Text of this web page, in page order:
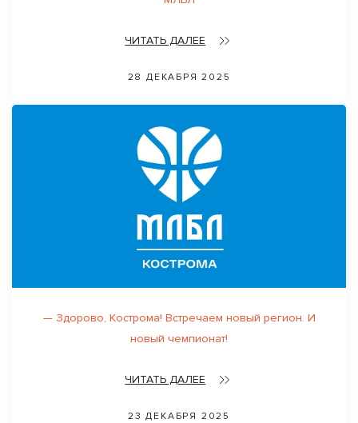
ЧИТАТЬ ДАЛЕЕ
28 ДЕКАБРЯ 2025
— Здорово, Кострoма! Встречаем новый регион. И
новый чемпионат!
ЧИТАТЬ ДАЛЕЕ
23 ДЕКАБРЯ 2025